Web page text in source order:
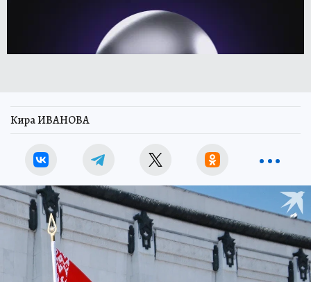
Кира ИВАНОВА